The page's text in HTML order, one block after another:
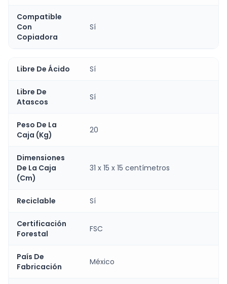
Compatible
Con
Copiadora
Sí
Libre De Ácido Sí
Libre De
Atascos
Sí
Peso De La
Caja (Kg)
20
Dimensiones
De La Caja
(Cm)
31 x 15 x 15 centímetros
Reciclable Sí
Certificación
Forestal
FSC
País De
Fabricación
México